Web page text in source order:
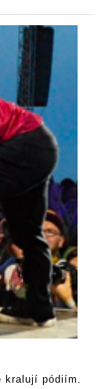
kralují pódiím.